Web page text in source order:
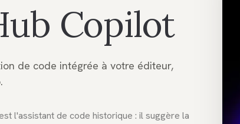
Copilot
de code intégrée à votre éditeur,
l'assistant de code historique : il suggère la